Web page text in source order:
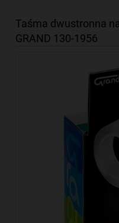
Taśma dwustronna
GRAND 130-1956